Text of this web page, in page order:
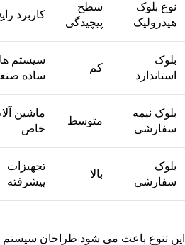
نوع بلوک
هیدرولیک
سطح
پیچیدگی
کاربرد
بلوک
استاندارد
کم
سیستم
ساده
بلوک نیمه
سفارشی
متوسط
ماشین
خاص
بلوک
سفارشی
بالا
تجهیزات
پیشرفته
این تنوع باعث می شود طراحان سیستم